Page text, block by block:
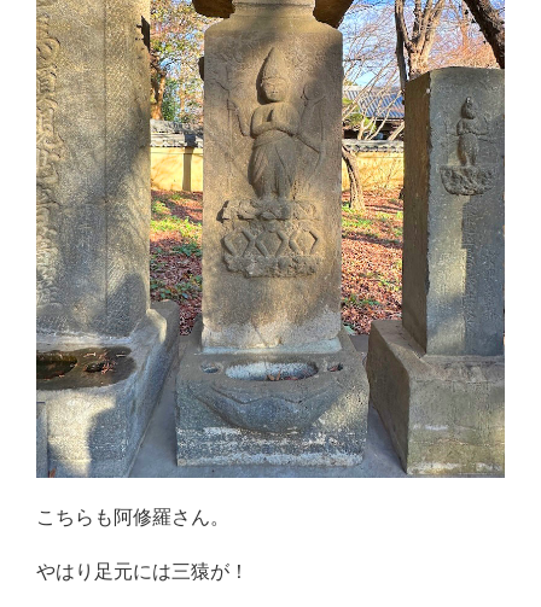
こちらも阿修羅さん。
やはり足元には三猿が！